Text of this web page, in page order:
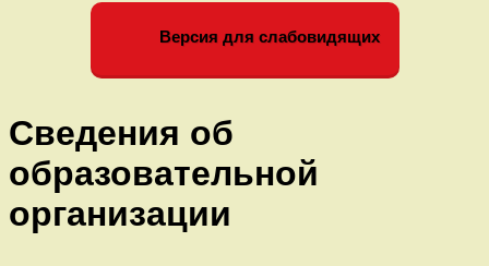
Версия для слабовидящих
Сведения об
образовательной
организации